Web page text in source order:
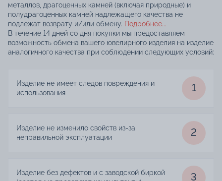
металлов, драгоценных камней (включая природные) и
полудрагоценных камней надлежащего качества не
подлежат возврату и/или обмену. Подробнее...
В течение 14 дней со дня покупки мы предоставляем
возможность обмена вашего ювелирного изделия на изделие
аналогичного качества при соблюдении следующих условий:
Изделие не имеет следов повреждения и
использования
1
Изделие не изменило свойств из-за
неправильной эксплуатации
2
Изделие без дефектов и с заводской биркой
3